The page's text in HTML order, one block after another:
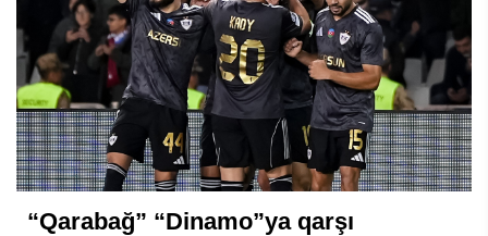
“Qarabağ” “Dinamo”ya qarşı